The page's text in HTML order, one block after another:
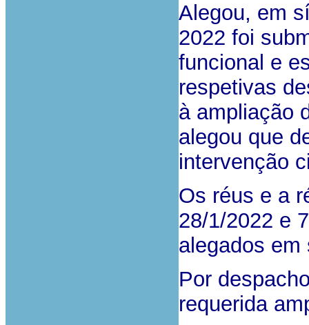
Alegou, em
2022 foi
funcional e
respetivas
à ampliação
alegou que
intervenção
Os réus e a
28/1/2022 e
alegados em
Por
requerida